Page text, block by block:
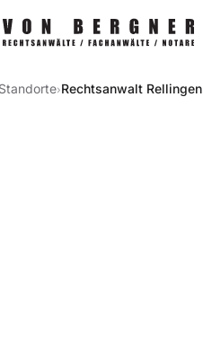
Standorte›Rechtsanwalt Rellingen